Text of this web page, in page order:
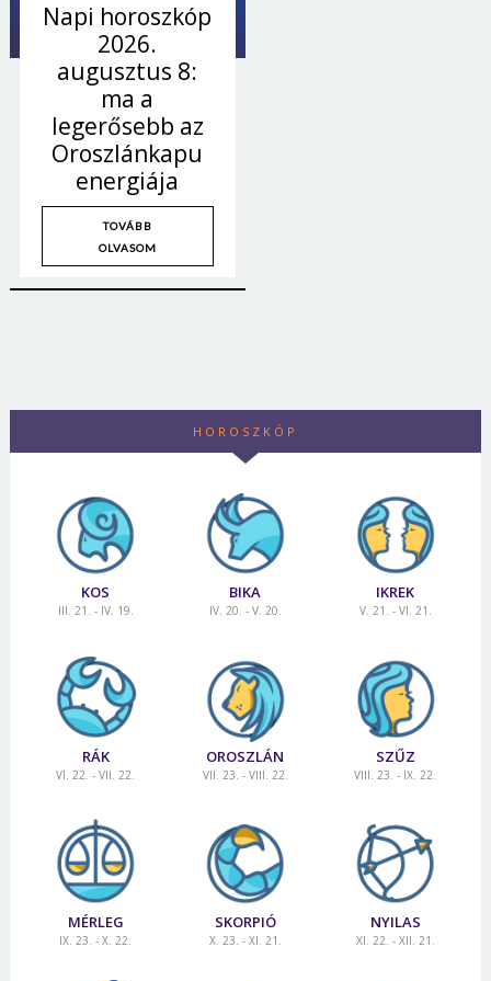
Napi horoszkóp
2026.
augusztus 8:
ma a
legerősebb az
Oroszlánkapu
energiája
TOVÁBB
OLVASOM
HOROSZKÓP
KOS
III. 21. - IV. 19.
BIKA
IV. 20. - V. 20.
IKREK
V. 21. - VI. 21.
RÁK
VI. 22. - VII. 22.
OROSZLÁN
VII. 23. - VIII. 22.
SZŰZ
VIII. 23. - IX. 22.
MÉRLEG
IX. 23. - X. 22.
SKORPIÓ
X. 23. - XI. 21.
NYILAS
XI. 22. - XII. 21.